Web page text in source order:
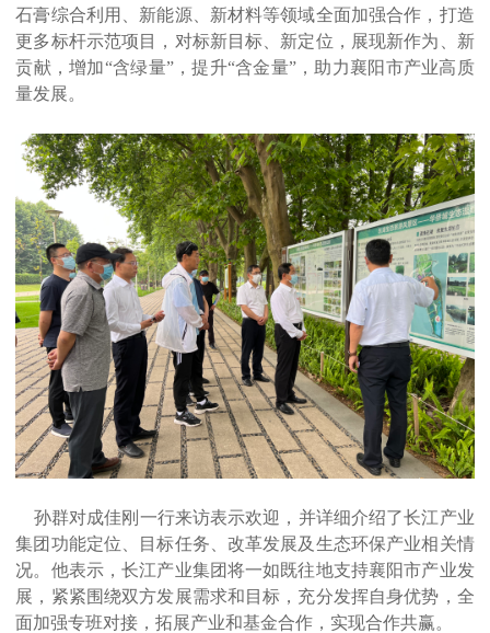
石膏综合利用、新能源、新材料等领域全面加强合作，打造
更多标杆示范项目，对标新目标、新定位，展现新作为、新
贡献，增加“含绿量”，提升“含金量”，助力襄阳市产业高质
量发展。
孙群对成佳刚一行来访表示欢迎，并详细介绍了长江产业
集团功能定位、目标任务、改革发展及生态环保产业相关情
况。他表示，长江产业集团将一如既往地支持襄阳市产业发
展，紧紧围绕双方发展需求和目标，充分发挥自身优势，全
面加强专班对接，拓展产业和基金合作，实现合作共赢。